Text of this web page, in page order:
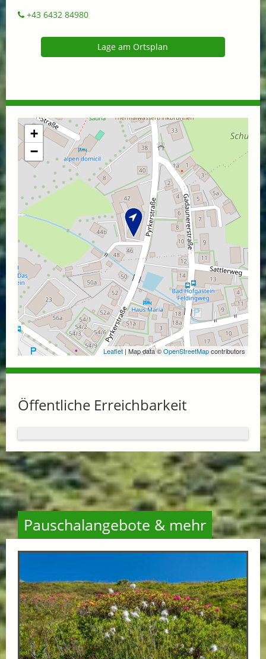
+43 6432 84980
Lage am Ortsplan
+
−
Leaflet | Map data ©OpenStreetMapcontributors
Öffentliche Erreichbarkeit
Pauschalangebote & mehr